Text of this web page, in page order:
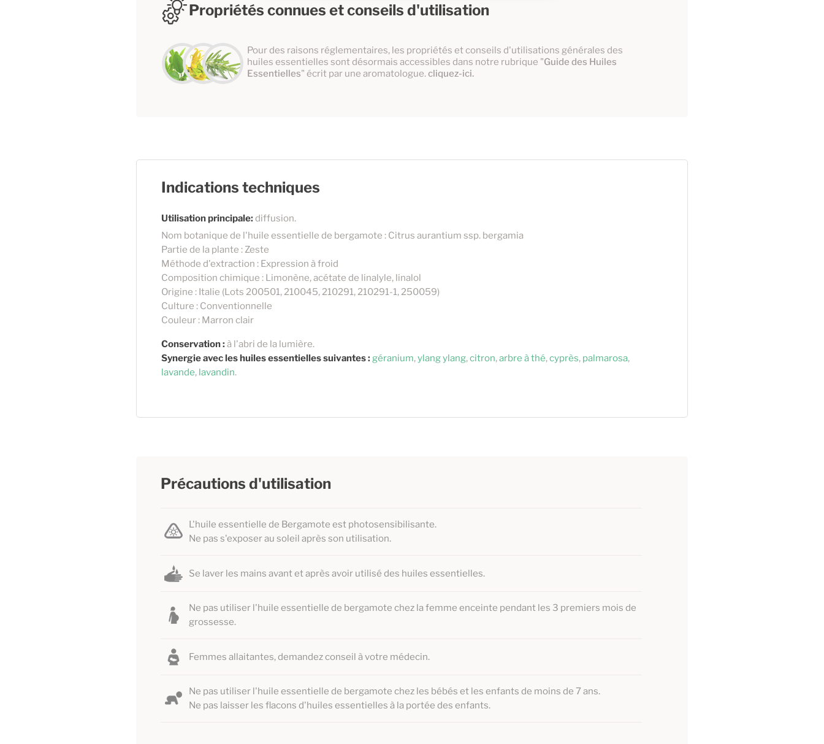
Propriétés connues et conseils d'utilisation
Pour des raisons réglementaires, les propriétés et conseils d'utilisations générales des
huiles essentielles sont désormais accessibles dans notre rubrique "Guide des Huiles
Essentielles" écrit par une aromatologue.cliquez-ici.
Indications techniques
Utilisation principale:diffusion.
Nom botanique de l'huile essentielle de bergamote : Citrus aurantium ssp. bergamia
Partie de la plante : Zeste
Méthode d'extraction : Expression à froid
Composition chimique : Limonène, acétate de linalyle, linalol
Origine : Italie (Lots 200501, 210045, 210291, 210291-1, 250059)
Culture : Conventionnelle
Couleur : Marron clair
Conservation :à l'abri de la lumière.
Synergie avec les huiles essentielles suivantes :géranium,ylang ylang,citron,arbre à thé,cyprès, palmarosa,
lavande, lavandin.
Précautions d'utilisation
L'huile essentielle de Bergamote est photosensibilisante.
Ne pas s'exposer au soleil après son utilisation.
Se laver les mains avant et après avoir utilisé des huiles essentielles.
Ne pas utiliser l'huile essentielle de bergamote chez la femme enceinte pendant les 3 premiers mois de
grossesse.
Femmes allaitantes, demandez conseil à votre médecin.
Ne pas utiliser l'huile essentielle de bergamote chez les bébés et les enfants de moins de 7 ans.
Ne pas laisser les flacons d'huiles essentielles à la portée des enfants.